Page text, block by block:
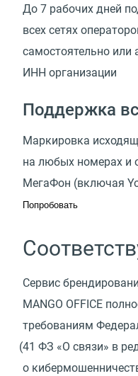
До 7 рабочих дней
всех сетях
самостоятельно или
ИНН организации
Поддержка
Маркировка
на любых номерах и
МегаФон (включая
Попробовать
Сервис
MANGO OFFICE
требованиям
(41 ФЗ «О связи» в
о